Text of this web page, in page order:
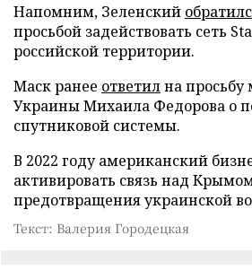
Напомним, Зеленский
просьбой задействовать сеть
российской территории.
Маск ранее ответилна
Украины Михаила Федорова о
спутниковой системы.
В 2022 году американский
активировать связь над
предотвращения украинской
Текст: Валерия Городецкая